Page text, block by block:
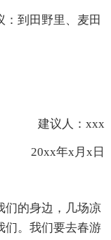
到田野里、麦田
建议人：xxx
20xx年x月x日
们的身边，几场凉
们。我们要去春游